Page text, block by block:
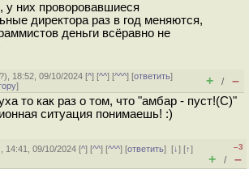
у них проворовавшиеся
директора раз в год меняются,
деньги всёравно не
), 18:52, 09/10/2024 [^] [^^] [^^^] [ответить]
] + / –
то как раз о том, что "амбар - пуст!(С)"
ситуация понимаешь! :)
14:41, 09/10/2024 [^] [^^] [^^^] [ответить][↓] [↑]
–3
+ / –